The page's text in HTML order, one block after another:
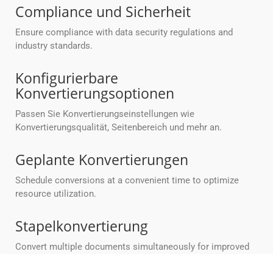
Compliance und Sicherheit
Ensure compliance with data security regulations and
industry standards.
Konfigurierbare
Konvertierungsoptionen
Passen Sie Konvertierungseinstellungen wie
Konvertierungsqualität, Seitenbereich und mehr an.
Geplante Konvertierungen
Schedule conversions at a convenient time to optimize
resource utilization.
Stapelkonvertierung
Convert multiple documents simultaneously for improved